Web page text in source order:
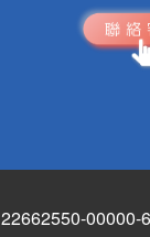
00000-6